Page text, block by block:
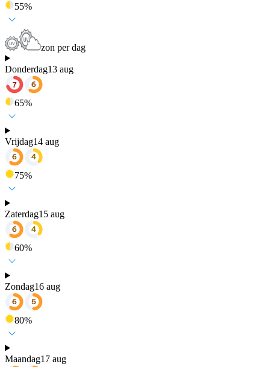
55%
zon per dag
Donderdag13 aug
65%
Vrijdag14 aug
75%
Zaterdag15 aug
60%
Zondag16 aug
80%
Maandag17 aug